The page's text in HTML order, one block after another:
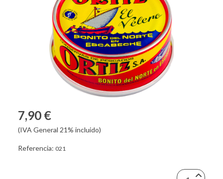
7,90 €
(IVA General 21% incluido)
Referencia: 021